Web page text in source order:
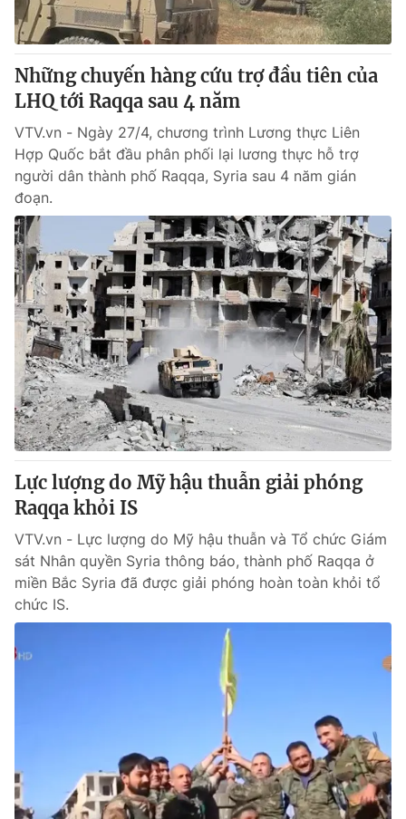
Tư vấn
Chuyên mục khác
Emagazine Podcast
Photo Infographic
Video Shorts video
VTV Money VTV Thể thao
VTV Sức khoẻ Bất động sản
Thị trường 24h Tấm lòng Việt
VTV4 Vươn mình bằng AI
VTV9 VTV8
Liên hệ tòa soạn
THỜI BÁO VTV
Theo dõi báo trên
Đài Truyền hình Việt Nam
Giấy phép hoạt động báo in và báo điện tử số 483/GP-BTTTT
cấp ngày 29/12/2023
Tổng Biên tập:Vũ Thanh Thủy
Những chuyến hàng cứu trợ đầu tiên của
LHQ tới Raqqa sau 4 năm
VTV.vn - Ngày 27/4, chương trình Lương thực Liên
Hợp Quốc bắt đầu phân phối lại lương thực hỗ trợ
người dân thành phố Raqqa, Syria sau 4 năm gián
đoạn.
Lực lượng do Mỹ hậu thuẫn giải phóng
Raqqa khỏi IS
VTV.vn - Lực lượng do Mỹ hậu thuẫn và Tổ chức Giám
sát Nhân quyền Syria thông báo, thành phố Raqqa ở
miền Bắc Syria đã được giải phóng hoàn toàn khỏi tổ
chức IS.